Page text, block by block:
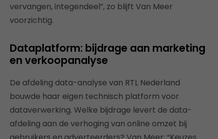
vervangen, integendeel”, zo blijft Van Meer
voorzichtig.
Dataplatform: bijdrage aan marketing
en verkoopanalyse
De afdeling data-analyse van RTL Nederland
bouwde haar eigen technisch platform voor
dataverwerking. Welke bijdrage levert de data-
afdeling aan de verhoging van online omzet bij